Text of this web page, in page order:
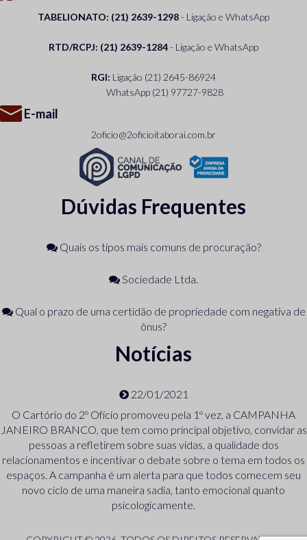
TABELIONATO: (21) 2639-1298- Ligação e WhatsApp
RTD/RCPJ: (21) 2639-1284- Ligação e WhatsApp
RGI: Ligação (21) 2645-86924
WhatsApp (21) 97727-9828
E-mail
2oficio@2oficioitaborai.com.br
Dúvidas Frequentes
Quais os tipos mais comuns de procuração?
Sociedade Ltda.
Qual o prazo de uma certidão de propriedade com negativa de
ônus?
Notícias
22/01/2021
O Cartório do 2º Ofício promoveu pela 1º vez, a CAMPANHA
JANEIRO BRANCO, que tem como principal objetivo, convidar as
pessoas a refletirem sobre suas vidas, a qualidade dos
relacionamentos e incentivar o debate sobre o tema em todos os
espaços. A campanha é um alerta para que todos comecem seu
novo ciclo de uma maneira sadia, tanto emocional quanto
psicologicamente.